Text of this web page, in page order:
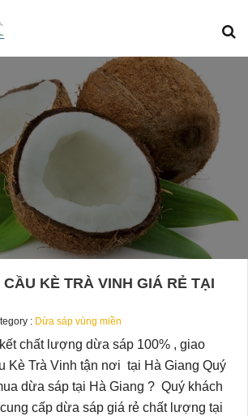
KÈ TRÀ VINH GIÁ RẺ TẠI
: Dừa sáp vùng miền
chất lượng dừa sáp 100% , giao
Kè Trà Vinh tận nơi tại Hà Giang Quý
dừa sáp tại Hà Giang ? Quý khách
cấp dừa sáp giá rẻ chất lượng tại